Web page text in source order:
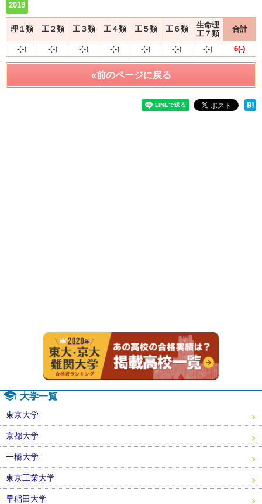
2019
理１類 工２類 工３類 工４類 工５類 工６類
生命理
工７類
合計
-(-) -(-) -(-) -(-) -(-) -(-) -(-) 6(-)
«前のページに戻る
大学一覧
東京大学
京都大学
一橋大学
東京工業大学
早稲田大学